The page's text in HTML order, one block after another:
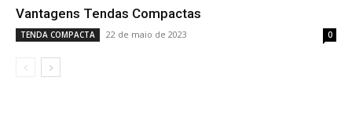
Vantagens Tendas Compactas
TENDA COMPACTA 22 de maio de 2023 0